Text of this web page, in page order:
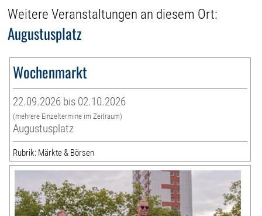
Weitere Veranstaltungen an diesem Ort:
Augustusplatz
Wochenmarkt
22.09.2026 bis 02.10.2026
(mehrere Einzeltermine im Zeitraum)
Augustusplatz
Rubrik: Märkte & Börsen